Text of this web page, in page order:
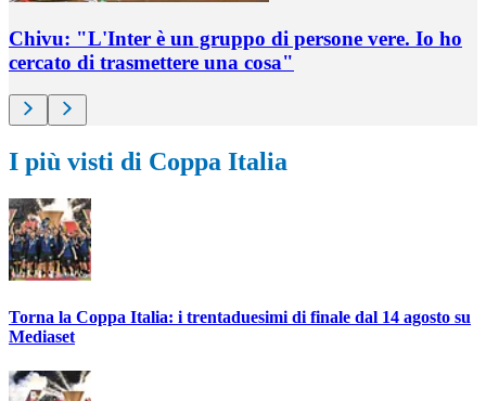
Chivu: "L'Inter è un gruppo di persone vere. Io ho
cercato di trasmettere una cosa"
I più visti di Coppa Italia
Torna la Coppa Italia: i trentaduesimi di finale dal 14 agosto su
Mediaset